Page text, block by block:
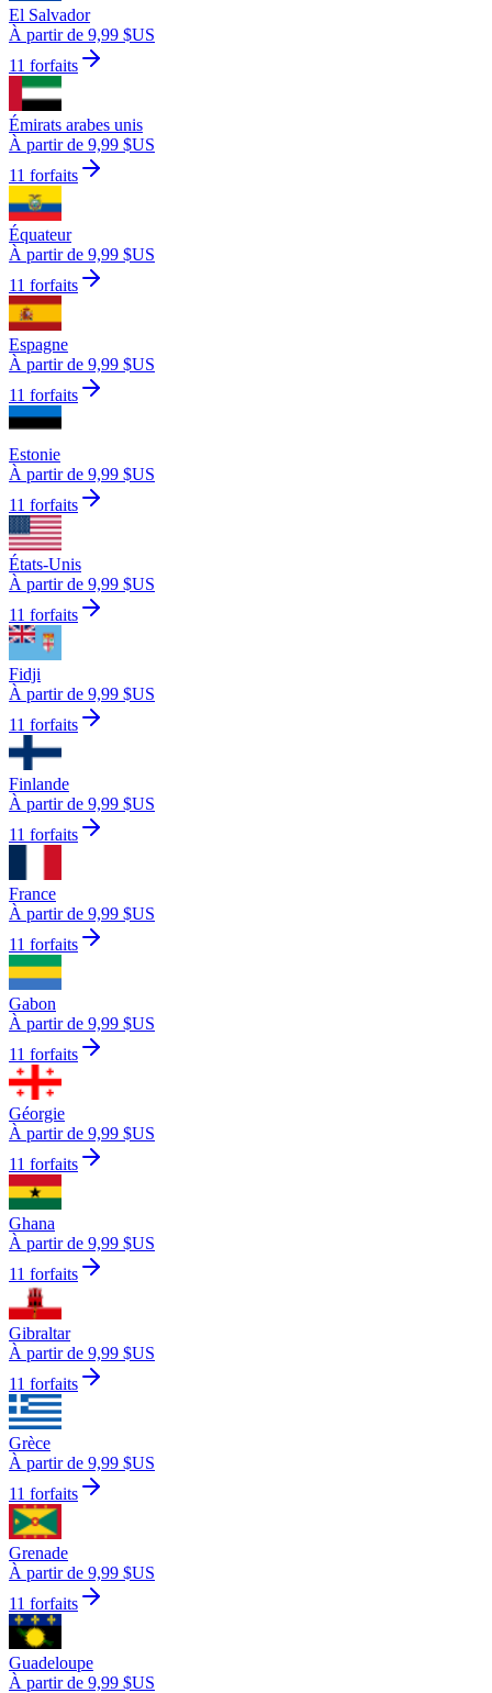
El Salvador
À partir de 9,99 $US
11 forfaits
Émirats arabes unis
À partir de 9,99 $US
11 forfaits
Équateur
À partir de 9,99 $US
11 forfaits
Espagne
À partir de 9,99 $US
11 forfaits
Estonie
À partir de 9,99 $US
11 forfaits
États-Unis
À partir de 9,99 $US
11 forfaits
Fidji
À partir de 9,99 $US
11 forfaits
Finlande
À partir de 9,99 $US
11 forfaits
France
À partir de 9,99 $US
11 forfaits
Gabon
À partir de 9,99 $US
11 forfaits
Géorgie
À partir de 9,99 $US
11 forfaits
Ghana
À partir de 9,99 $US
11 forfaits
Gibraltar
À partir de 9,99 $US
11 forfaits
Grèce
À partir de 9,99 $US
11 forfaits
Grenade
À partir de 9,99 $US
11 forfaits
Guadeloupe
À partir de 9,99 $US